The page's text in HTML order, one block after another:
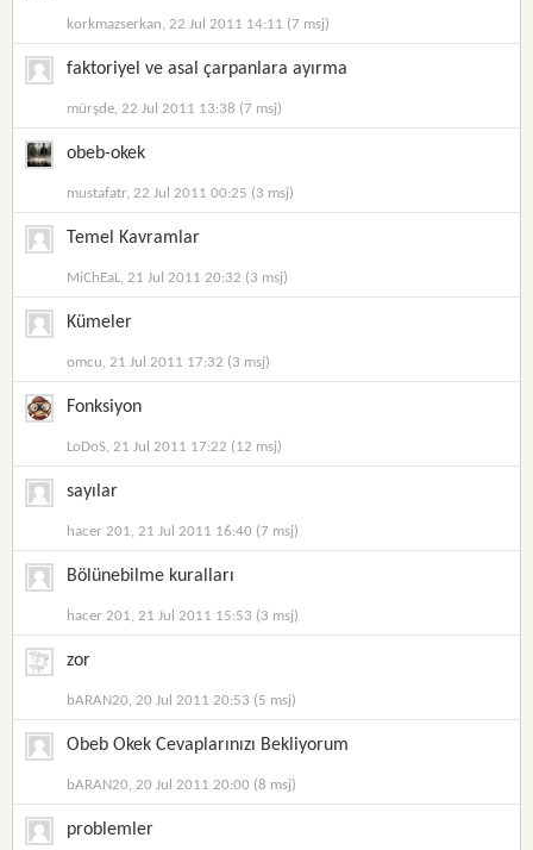
korkmazserkan, 22 Jul 2011 14:11 (7 msj)
faktoriyel ve asal çarpanlara ayırma
mürşde, 22 Jul 2011 13:38 (7 msj)
obeb-okek
mustafatr, 22 Jul 2011 00:25 (3 msj)
Temel Kavramlar
MiChEaL, 21 Jul 2011 20:32 (3 msj)
Kümeler
omcu, 21 Jul 2011 17:32 (3 msj)
Fonksiyon
LoDoS, 21 Jul 2011 17:22 (12 msj)
sayılar
hacer 201, 21 Jul 2011 16:40 (7 msj)
Bölünebilme kuralları
hacer 201, 21 Jul 2011 15:53 (3 msj)
zor
bARAN20, 20 Jul 2011 20:53 (5 msj)
Obeb Okek Cevaplarınızı Bekliyorum
bARAN20, 20 Jul 2011 20:00 (8 msj)
problemler